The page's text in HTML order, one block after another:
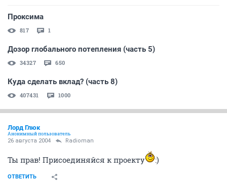
Проксима
817 1
Дозор глобального потепления (часть 5)
34327 650
Куда сделать вклад? (часть 8)
407431 1000
Лорд Глюк
Анонимный пользователь
26 августа 2004 Radioman
Ты прав! Присоединяйся к проекту :)
ОТВЕТИТЬ